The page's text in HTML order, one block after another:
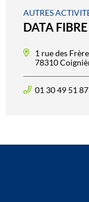
AUTRES
DATA FIBRE
1 rue des
78310
01 30 49 51 87